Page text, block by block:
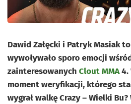
Dawid Załęcki i Patryk Masiak
wywoływało sporo emocji
zainteresowanych Clout MMA4.
moment weryfikacji, którego
wygrał walkę Crazy – Wielki